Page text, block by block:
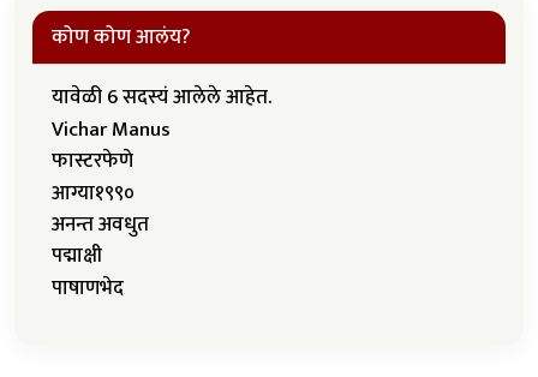
कोण कोण आलंय?
यावेळी 6 सदस्यं आलेले आहेत.
Vichar Manus
फास्टरफेणे
आग्या१९९०
अनन्त अवधुत
पद्माक्षी
पाषाणभेद